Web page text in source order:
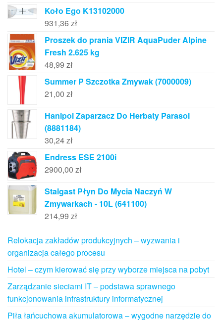
Koło Ego K13102000
931,36 zł
Proszek do prania VIZIR AquaPuder Alpine
Fresh 2.625 kg
48,99 zł
Summer P Szczotka Zmywak (7000009)
21,00 zł
Hanipol Zaparzacz Do Herbaty Parasol
(8881184)
30,24zł
Endress ESE 2100i
2900,00 zł
Stalgast Płyn Do Mycia Naczyń W
Zmywarkach - 10L (641100)
214,99 zł
Relokacja zakładów produkcyjnych – wyzwania i
organizacja całego procesu
Hotel – czym kierować się przy wyborze miejsca na pobyt
Zarządzanie sieciami IT – podstawa sprawnego
funkcjonowania infrastruktury informatycznej
Piła łańcuchowa akumulatorowa – wygodne narzędzie do